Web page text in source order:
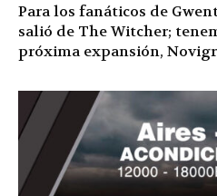
Para los fanáticos de
salió de The Witcher;
próxima expansión,